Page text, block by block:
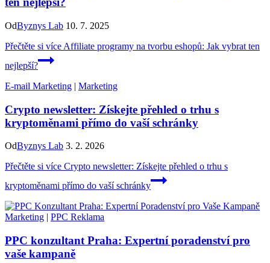
OdByznys Lab 10. 7. 2025
Přečtěte si více Affiliate programy na tvorbu eshopů: Jak vybrat ten
nejlepší?
E-mail Marketing | Marketing
Crypto newsletter: Získejte přehled o trhu s
kryptoměnami přímo do vaší schránky
OdByznys Lab 3. 2. 2026
Přečtěte si více Crypto newsletter: Získejte přehled o trhu s
kryptoměnami přímo do vaší schránky
Marketing | PPC Reklama
PPC konzultant Praha: Expertní poradenství pro
vaše kampaně